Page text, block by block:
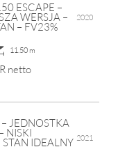
ESCAPE –
WERSJA –
– FV23%
2020
11.50 m
netto
JEDNOSTKA
NISKI
STAN IDEALNY 2021